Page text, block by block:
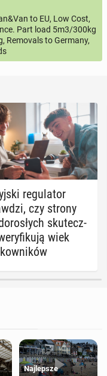
to EU, Low Cost,
Part load 5m3/300kg
Removals to Germany,
re­gu­la­tor
czy strony
sku­tecz­
wiek
Najlepsze